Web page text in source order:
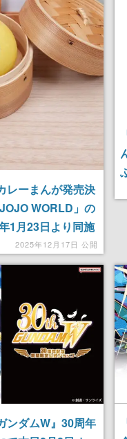
レーまんが発売決
WORLD」の
1月23日より同施
ムも展開予定
2025年12月17日 公開
ンダムW』30周年